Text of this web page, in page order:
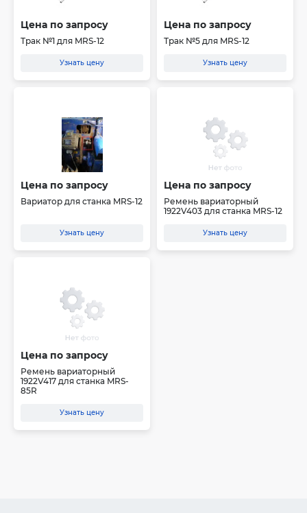
Цена по запросу
Трак №1 для MRS-12
Узнать цену
Цена по запросу
Трак №5 для MRS-12
Узнать цену
Цена по запросу
Вариатор для станка MRS-12
Узнать цену
Цена по запросу
Ремень вариаторный
1922V403 для станка MRS-12
Узнать цену
Цена по запросу
Ремень вариаторный
1922V417 для станка MRS-
85R
Узнать цену